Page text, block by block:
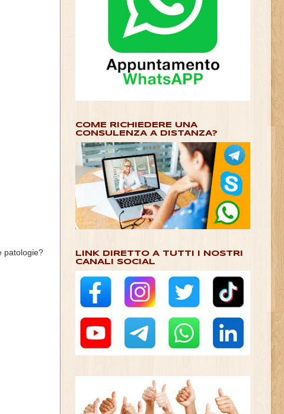
patologie?
COME RICHIEDERE UNA
CONSULENZA A DISTANZA?
LINK DIRETTO A TUTTI I NOSTRI
CANALI SOCIAL